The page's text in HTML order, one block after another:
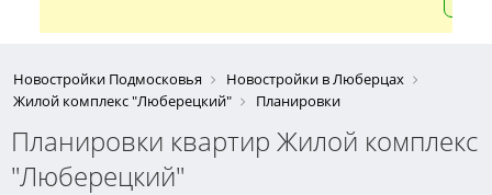
Новостройки Подмосковья
Новостройки в Люберцах
Жилой комплекс "Люберецкий"
Планировки
Планировки квартир Жилой комплекс
"Люберецкий"